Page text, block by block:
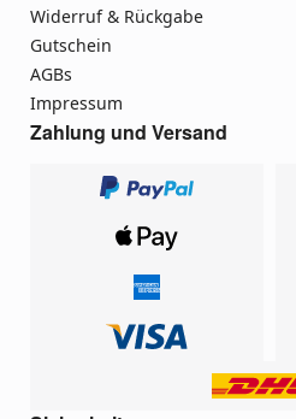
Widerruf & Rückgabe
Gutschein
AGBs
Impressum
Zahlung und Versand